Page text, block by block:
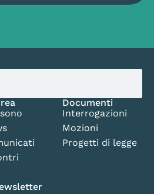
Documenti
Interrogazioni
Mozioni
Progetti di legge